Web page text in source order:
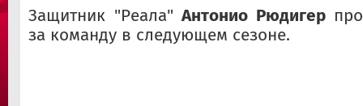
Защитник "Реала"Антонио Рюдигер
за команду в следующем сезоне.